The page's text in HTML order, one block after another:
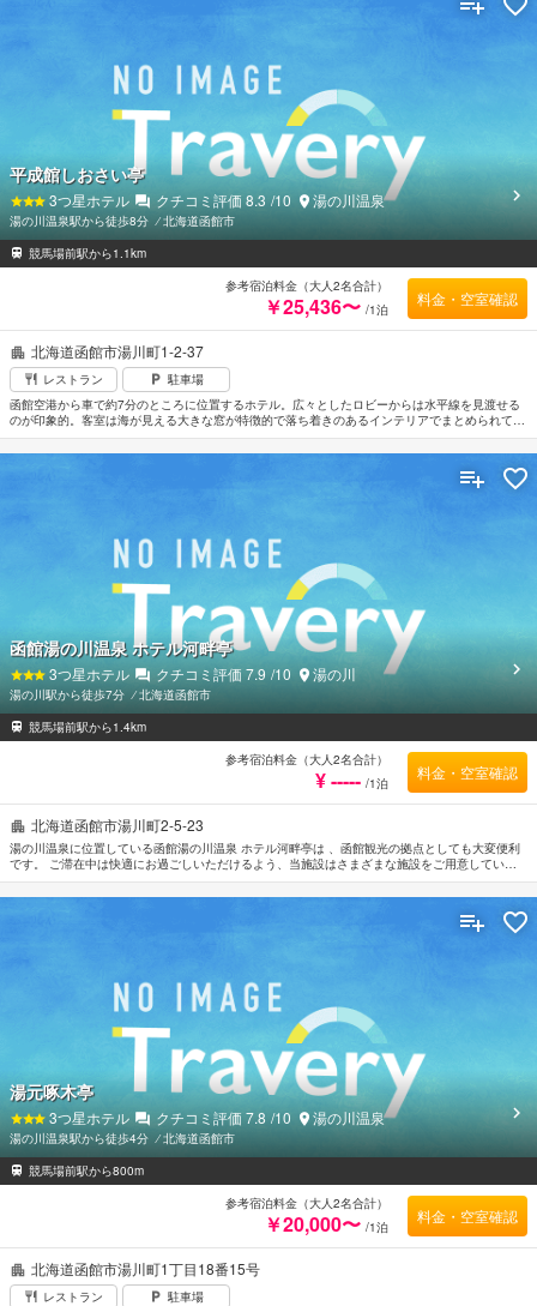
北海道函館市湯川町1-2-37
レストラン
駐車場
函館空港から車で約7分のところに位置するホテル。広々としたロビーからは水平線を見渡せる
のが印象的。客室は海が見える大きな窓が特徴的で落ち着きのあるインテリアでまとめられてい
る。露天風呂付き和室タイプもあり贅沢なひとときを過ごせる。7階にある展望大浴場や一人用
桧風呂、日本庭園を望める純和風造りの露天風呂などゆったりとくつろぎながら楽しめる。大浴
平成館しおさい亭
3つ星ホテル クチコミ評価 8.3 /10 湯の川温泉
湯の川温泉駅から徒歩8分 ⁄北海道函館市
競馬場前駅から1.1km
参考宿泊料金（大人2名合計）
￥25,436〜 /1泊
料金・空室確認
北海道函館市湯川町2-5-23
湯の川温泉に位置している函館湯の川温泉 ホテル河畔亭は 、函館観光の拠点としても大変便利
です。 ご滞在中は快適にお過ごしいただけるよう、当施設はさまざまな施設をご用意していま
す。 函館湯の川温泉 ホテル河畔亭のスタッフがおもてなしの心を持って丁寧にご対応します。
ルームタイプにより薄型TV, エアコン, 暖房, 電話, テレビなどがご用意されています。 客室や温
泉 などの館内施設で旅の疲れをゆっくりと癒すことができます。 函館湯の川温泉 ホテル河畔亭
函館湯の川温泉 ホテル河畔亭
3つ星ホテル クチコミ評価 7.9 /10 湯の川
湯の川駅から徒歩7分 ⁄北海道函館市
競馬場前駅から1.4km
参考宿泊料金（大人2名合計）
¥ ----- /1泊
料金・空室確認
北海道函館市湯川町1丁目18番15号
レストラン
駐車場
湯元啄木亭
3つ星ホテル クチコミ評価 7.8 /10 湯の川温泉
湯の川温泉駅から徒歩4分 ⁄北海道函館市
競馬場前駅から800m
参考宿泊料金（大人2名合計）
￥20,000〜 /1泊
料金・空室確認